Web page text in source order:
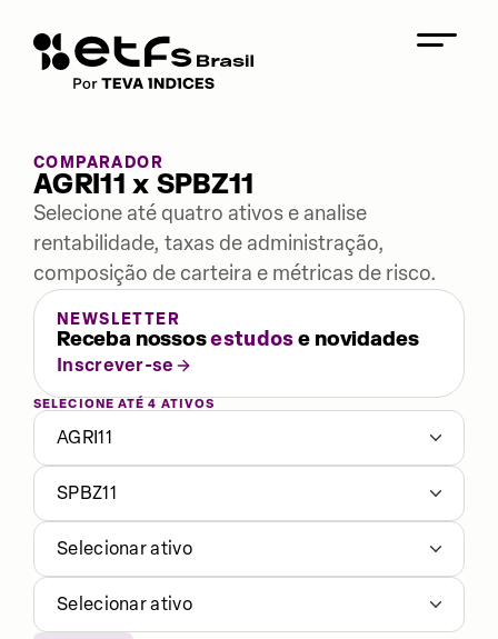
COMPARADOR
AGRI11 x SPBZ11
Selecione até quatro ativos e analise
rentabilidade, taxas de administração,
composição de carteira e métricas de risco.
NEWSLETTER
Receba nossosestudose novidades
Inscrever-se
SELECIONE ATÉ 4 ATIVOS
AGRI11
SPBZ11
Selecionar ativo
Selecionar ativo